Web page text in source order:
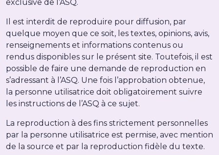
exclusive de l’ASQ.
Il est interdit de reproduire pour diffusion, par
quelque moyen que ce soit, les textes, opinions, avis,
renseignements et informations contenus ou
rendus disponibles sur le présent site. Toutefois, il est
possible de faire une demande de reproduction en
s’adressant à l’ASQ. Une fois l’approbation obtenue,
la personne utilisatrice doit obligatoirement suivre
les instructions de l’ASQ à ce sujet.
La reproduction à des fins strictement personnelles
par la personne utilisatrice est permise, avec mention
de la source et par la reproduction fidèle du texte.